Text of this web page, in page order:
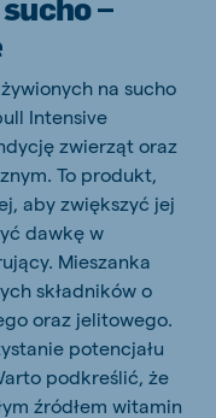
na sucho
Intensive
zwierząt oraz
To produkt,
aby zwiększyć jej
dawkę w
Mieszanka
składników o
oraz jelitowego.
potencjału
podkreślić, że
źródłem witamin